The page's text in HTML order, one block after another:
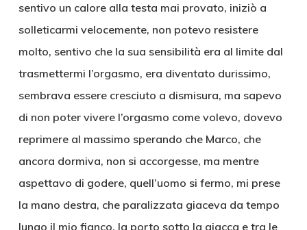
sentivo un calore alla testa mai provato, iniziò a
solleticarmi velocemente, non potevo resistere
molto, sentivo che la sua sensibilità era al limite dal
trasmettermi l’orgasmo, era diventato durissimo,
sembrava essere cresciuto a dismisura, ma sapevo
di non poter vivere l’orgasmo come volevo, dovevo
reprimere al massimo sperando che Marco, che
ancora dormiva, non si accorgesse, ma mentre
aspettavo di godere, quell’uomo si fermo, mi prese
la mano destra, che paralizzata giaceva da tempo
lungo il mio fianco, la porto sotto la giacca e tra le